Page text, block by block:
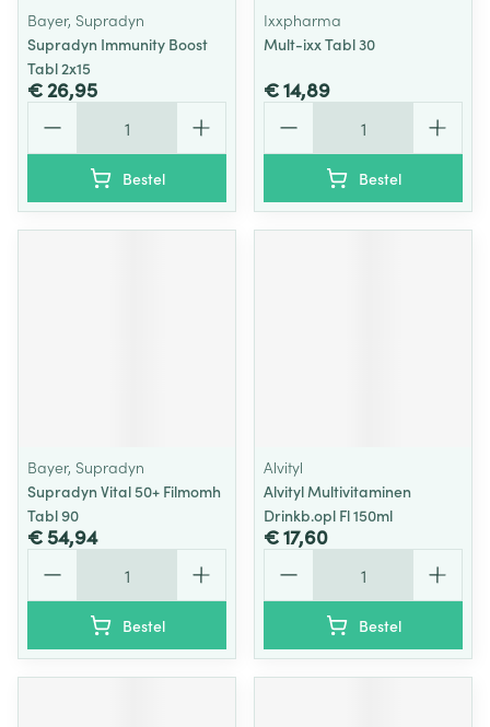
Bayer, Supradyn
Supradyn Immunity Boost
Tabl 2x15
€ 26,95
Bestel
Ixxpharma
Mult-ixx Tabl 30
€ 14,89
Bestel
Bayer, Supradyn
Supradyn Vital 50+ Filmomh
Tabl 90
€ 54,94
Bestel
Alvityl
Alvityl Multivitaminen
Drinkb.opl Fl 150ml
€ 17,60
Bestel